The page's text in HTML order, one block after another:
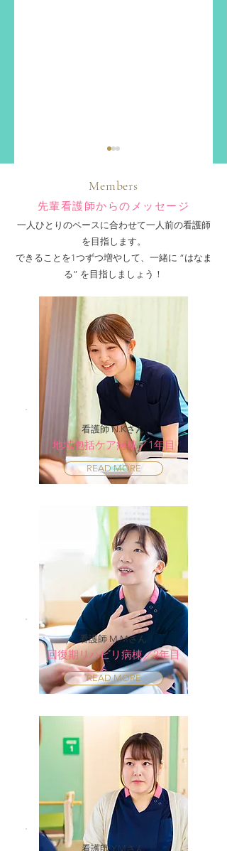
認定看護師増えまし
た✨
2024
Members
先輩看護師からのメッセージ
一人ひとりのペースに合わせて一人前の看護師
を目指します。​
できることを1つずつ増やして、一緒に “はなま
る” を目指しましょう！​
看護師 N.Kさん
地域包括ケア病棟／1年目
READ MORE
看護師 M.Mさん
回復期リハビリ病棟／2年目
READ MORE
看護師 Y.Mさん